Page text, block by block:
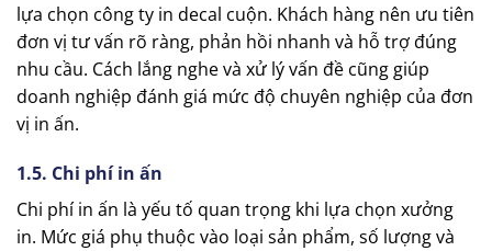
lựa chọn công ty in decal cuộn. Khách hàng nên ưu tiên
đơn vị tư vấn rõ ràng, phản hồi nhanh và hỗ trợ đúng
nhu cầu. Cách lắng nghe và xử lý vấn đề cũng giúp
doanh nghiệp đánh giá mức độ chuyên nghiệp của đơn
vị in ấn.
1.5. Chi phí in ấn
Chi phí in ấn là yếu tố quan trọng khi lựa chọn xưởng
in. Mức giá phụ thuộc vào loại sản phẩm, số lượng và